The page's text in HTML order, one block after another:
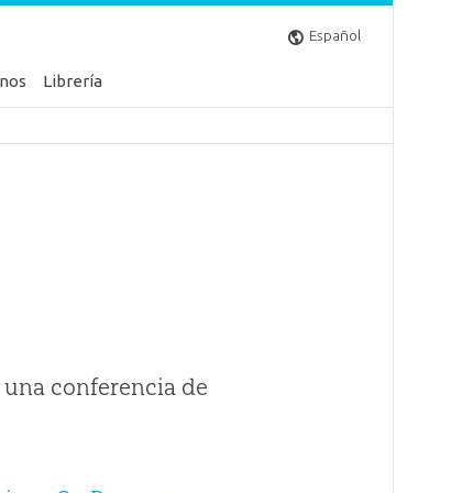
Español
Librería
conferencia de